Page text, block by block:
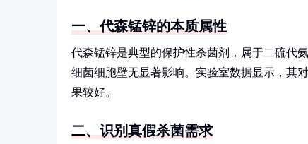
一、代森锰锌的本质属性
代森锰锌是典型的保护性杀菌剂，属于二硫代
细菌细胞壁无显著影响。实验室数据显示，其
果较好。
二、识别真假杀菌需求